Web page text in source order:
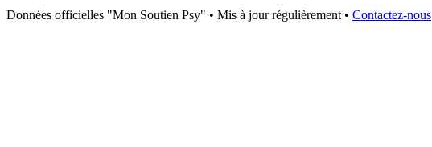
Données officielles "Mon Soutien Psy" • Mis à jour régulièrement • Contactez-nous